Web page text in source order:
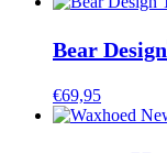
Bear Design
€69,95